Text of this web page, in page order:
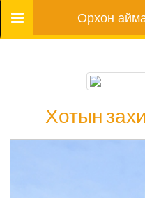
Цэс Орхон
Хотын